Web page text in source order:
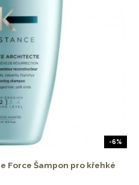
-6%
Force Šampon pro křehké